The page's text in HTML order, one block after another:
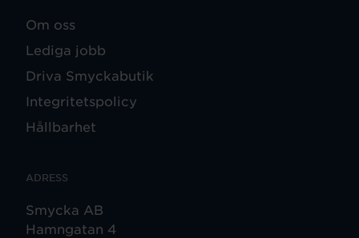
Om oss
Lediga jobb
Driva Smyckabutik
Integritetspolicy
Hållbarhet
ADRESS
Smycka AB
Hamngatan 4